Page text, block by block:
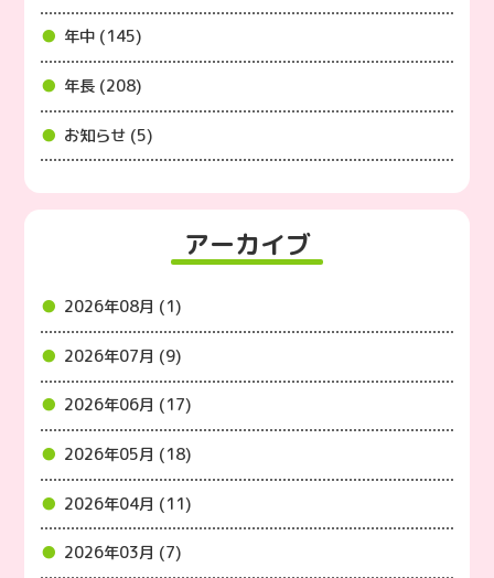
年中 (145)
年長 (208)
お知らせ (5)
アーカイブ
2026年08月 (1)
2026年07月 (9)
2026年06月 (17)
2026年05月 (18)
2026年04月 (11)
2026年03月 (7)